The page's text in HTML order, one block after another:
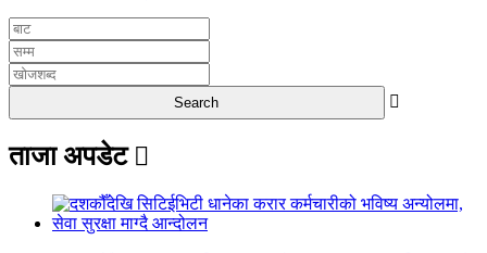
ताजा अपडेट